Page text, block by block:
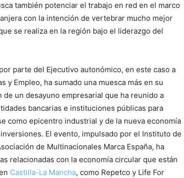
también potenciar el trabajo en red en el marco
con la intención de vertebrar mucho mejor
se realiza en la región bajo el liderazgo del
parte del Ejecutivo autonómico, en este caso a
y Empleo, ha sumado una muesca más en su
un desayuno empresarial que ha reunido a
bancarias e instituciones públicas para
como epicentro industrial y de la nueva economía
El evento, impulsado por el Instituto de
de Multinacionales Marca España, ha
relacionadas con la economía circular que están
Castilla-La Mancha, como Repetco y Life For